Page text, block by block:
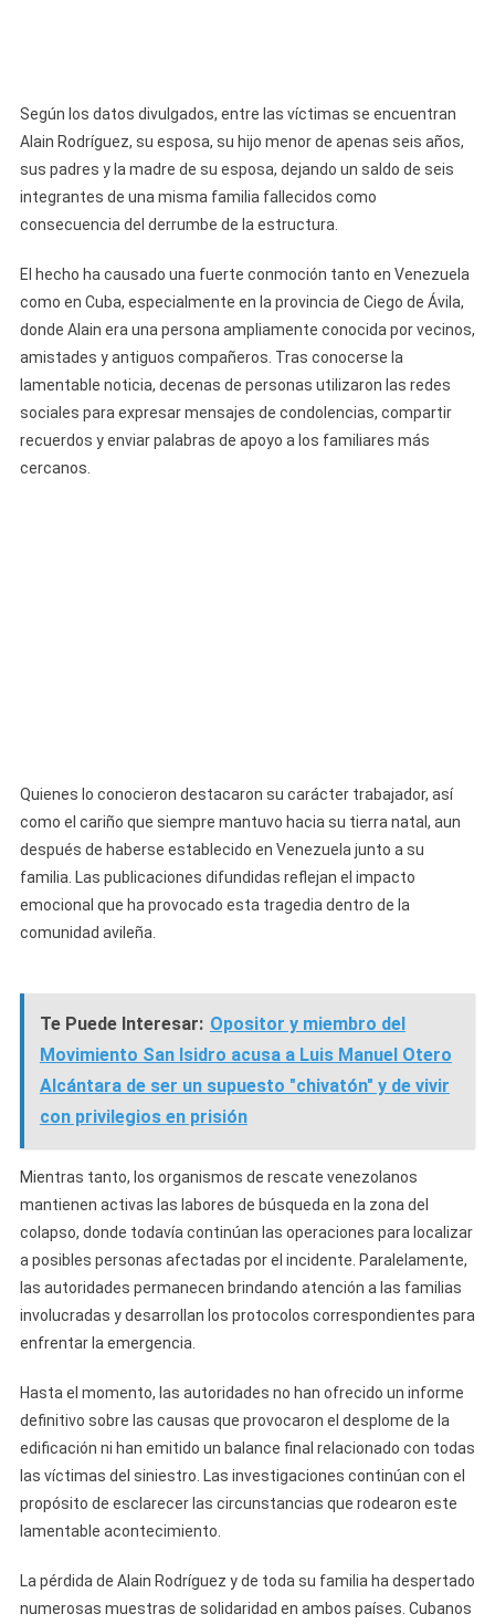
Según los datos divulgados, entre las víctimas se encuentran
Alain Rodríguez, su esposa, su hijo menor de apenas seis años,
sus padres y la madre de su esposa, dejando un saldo de seis
integrantes de una misma familia fallecidos como
consecuencia del derrumbe de la estructura.
El hecho ha causado una fuerte conmoción tanto en Venezuela
como en Cuba, especialmente en la provincia de Ciego de Ávila,
donde Alain era una persona ampliamente conocida por vecinos,
amistades y antiguos compañeros. Tras conocerse la
lamentable noticia, decenas de personas utilizaron las redes
sociales para expresar mensajes de condolencias, compartir
recuerdos y enviar palabras de apoyo a los familiares más
cercanos.
Quienes lo conocieron destacaron su carácter trabajador, así
como el cariño que siempre mantuvo hacia su tierra natal, aun
después de haberse establecido en Venezuela junto a su
familia. Las publicaciones difundidas reflejan el impacto
emocional que ha provocado esta tragedia dentro de la
comunidad avileña.
Te Puede Interesar: Opositor y miembro del
Movimiento San Isidro acusa a Luis Manuel Otero
Alcántara de ser un supuesto "chivatón" y de vivir
con privilegios en prisión
Mientras tanto, los organismos de rescate venezolanos
mantienen activas las labores de búsqueda en la zona del
colapso, donde todavía continúan las operaciones para localizar
a posibles personas afectadas por el incidente. Paralelamente,
las autoridades permanecen brindando atención a las familias
involucradas y desarrollan los protocolos correspondientes para
enfrentar la emergencia.
Hasta el momento, las autoridades no han ofrecido un informe
definitivo sobre las causas que provocaron el desplome de la
edificación ni han emitido un balance final relacionado con todas
las víctimas del siniestro. Las investigaciones continúan con el
propósito de esclarecer las circunstancias que rodearon este
lamentable acontecimiento.
La pérdida de Alain Rodríguez y de toda su familia ha despertado
numerosas muestras de solidaridad en ambos países. Cubanos